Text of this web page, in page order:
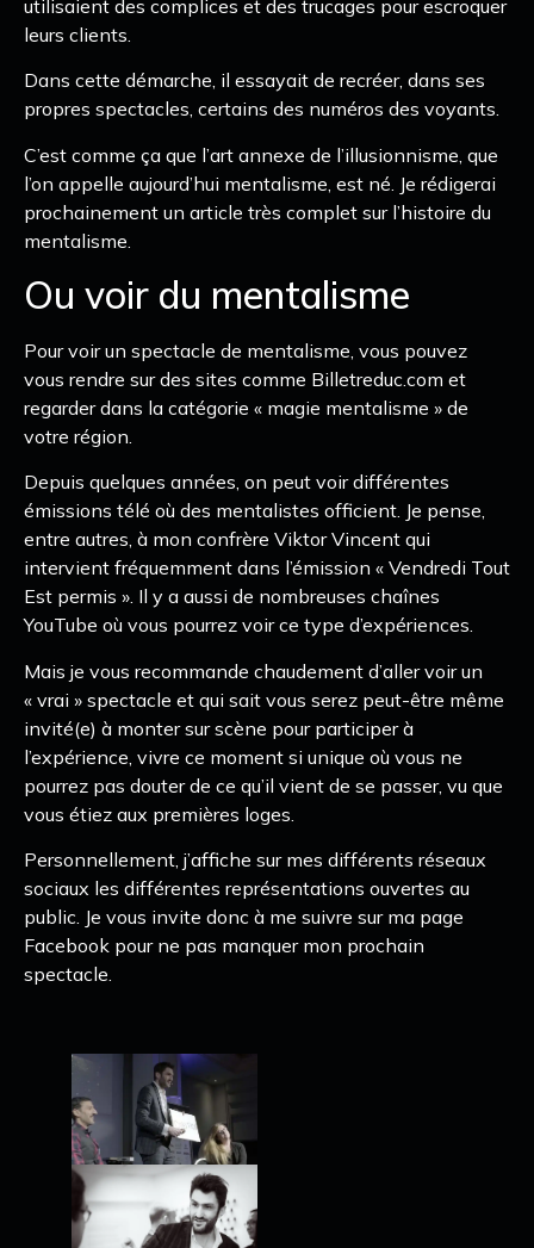
utilisaient des complices et des trucages pour escroquer
leurs clients.
Dans cette démarche, il essayait de recréer, dans ses
propres spectacles, certains des numéros des voyants.
C’est comme ça que l’art annexe de l’illusionnisme, que
l’on appelle aujourd’hui mentalisme, est né. Je rédigerai
prochainement un article très complet sur l’histoire du
mentalisme.
Ou voir du mentalisme
Pour voir un spectacle de mentalisme, vous pouvez
vous rendre sur des sites comme Billetreduc.com et
regarder dans la catégorie « magie mentalisme » de
votre région.
Depuis quelques années, on peut voir différentes
émissions télé où des mentalistes officient. Je pense,
entre autres, à mon confrère Viktor Vincent qui
intervient fréquemment dans l’émission « Vendredi Tout
Est permis ». Il y a aussi de nombreuses chaînes
YouTube où vous pourrez voir ce type d’expériences.
Mais je vous recommande chaudement d’aller voir un
« vrai » spectacle et qui sait vous serez peut-être même
invité(e) à monter sur scène pour participer à
l’expérience, vivre ce moment si unique où vous ne
pourrez pas douter de ce qu’il vient de se passer, vu que
vous étiez aux premières loges.
Personnellement, j’affiche sur mes différents réseaux
sociaux les différentes représentations ouvertes au
public. Je vous invite donc à me suivre sur ma page
Facebook pour ne pas manquer mon prochain
spectacle.